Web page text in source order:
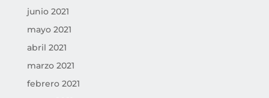
junio 2021
mayo 2021
abril 2021
marzo 2021
febrero 2021